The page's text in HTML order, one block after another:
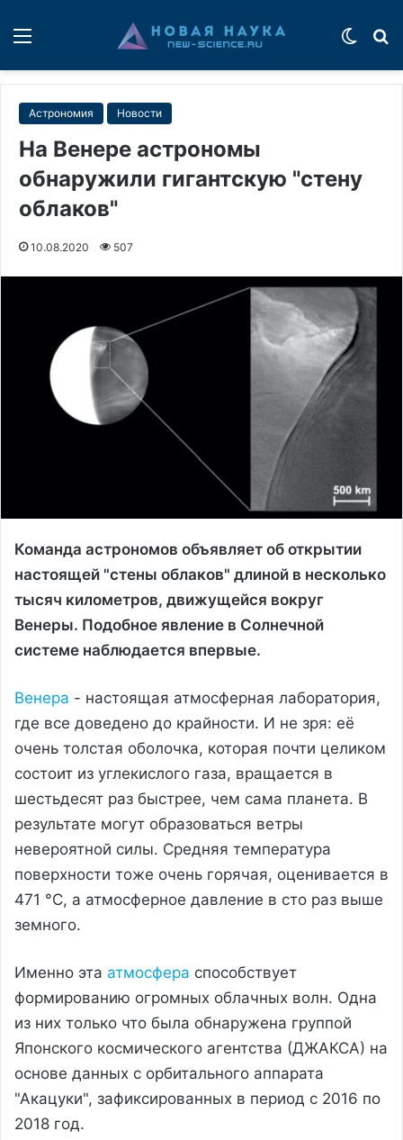
Астрономия Новости
На Венере астрономы
обнаружили гигантскую "стену
облаков"
10.08.2020 507
Команда астрономов объявляет об открытии
настоящей "стены облаков" длиной в несколько
тысяч километров, движущейся вокруг
Венеры. Подобное явление в Солнечной
системе наблюдается впервые.
Венера - настоящая атмосферная лаборатория,
где все доведено до крайности. И не зря: её
очень толстая оболочка, которая почти целиком
состоит из углекислого газа, вращается в
шестьдесят раз быстрее, чем сама планета. В
результате могут образоваться ветры
невероятной силы. Средняя температура
поверхности тоже очень горячая, оценивается в
471 °С, а атмосферное давление в сто раз выше
земного.
Именно эта атмосфера способствует
формированию огромных облачных волн. Одна
из них только что была обнаружена группой
Японского космического агентства (ДЖАКСА) на
основе данных с орбитального аппарата
"Акацуки", зафиксированных в период с 2016 по
2018 год.